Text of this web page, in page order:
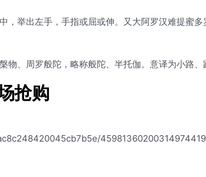
，举出左手，手指或屈或伸。又大阿罗汉难提蜜
、周罗般陀，略称般陀、半托伽。意译为小路、
抢购